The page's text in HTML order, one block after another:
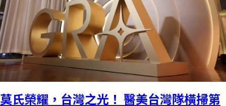
莫氏榮耀，台灣之光！ 醫美台灣隊橫掃第